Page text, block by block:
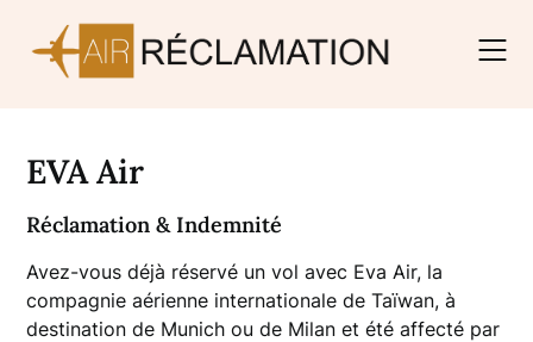
content
EVA Air
Réclamation & Indemnité
Avez-vous déjà réservé un vol avec Eva Air, la
compagnie aérienne internationale de Taïwan, à
destination de Munich ou de Milan et été affecté par